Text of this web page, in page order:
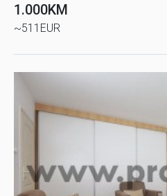
1.000KM
~511EUR